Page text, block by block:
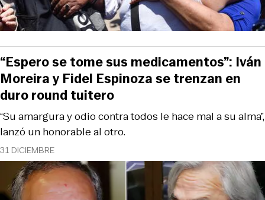
31 DICIEMBRE
“Su amargura y odio contra todos le hace mal a su alma”,
lanzó un honorable al otro.
“Espero se tome sus medicamentos”: Iván
Moreira y Fidel Espinoza se trenzan en
duro round tuitero